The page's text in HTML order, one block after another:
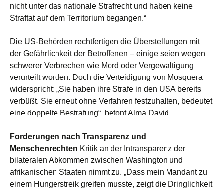
nicht unter das nationale Strafrecht und haben keine
Straftat auf dem Territorium begangen.“
Die US-Behörden rechtfertigen die Überstellungen mit
der Gefährlichkeit der Betroffenen – einige seien wegen
schwerer Verbrechen wie Mord oder Vergewaltigung
verurteilt worden. Doch die Verteidigung von Mosquera
widerspricht: „Sie haben ihre Strafe in den USA bereits
verbüßt. Sie erneut ohne Verfahren festzuhalten, bedeutet
eine doppelte Bestrafung“, betont Alma David.
Forderungen nach Transparenz und
Menschenrechten Kritik an der Intransparenz der
bilateralen Abkommen zwischen Washington und
afrikanischen Staaten nimmt zu. „Dass mein Mandant zu
einem Hungerstreik greifen musste, zeigt die Dringlichkeit